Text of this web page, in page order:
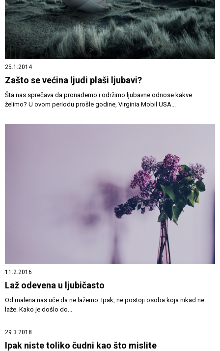
25.1.2014
Zašto se većina ljudi plaši ljubavi?
Šta nas sprečava da pronađemo i održimo ljubavne odnose kakve
želimo? U ovom periodu prošle godine, Virginia Mobil USA...
11.2.2016
Laž odevena u ljubičasto
Od malena nas uče da ne lažemo. Ipak, ne postoji osoba koja nikad ne
laže. Kako je došlo do...
29.3.2018
Ipak niste toliko čudni kao što mislite